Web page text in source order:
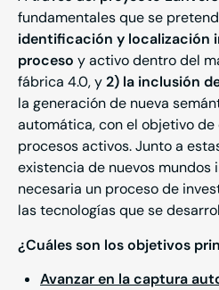
fundamentales que se
identificación y localización
proceso y activo dentro del
fábrica 4.0, y2) la inclusión
la generación de nueva
automática, con el objetivo
procesos activos. Junto a
existencia de nuevos mundos
necesaria un proceso de
las tecnologías que se
¿Cuáles son los objetivos
Avanzar en la captura